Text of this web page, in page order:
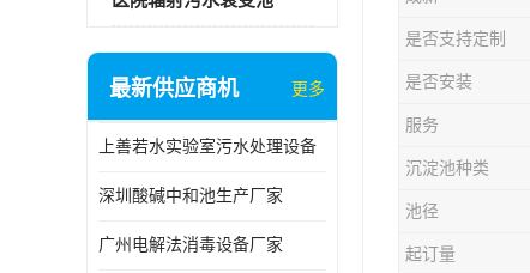
最新供应商机 更多
上善若水实验室污水处理设备
深圳酸碱中和池生产厂家
广州电解法消毒设备厂家
是否支持定制
是否安装
服务
沉淀池种类
池径
起订量